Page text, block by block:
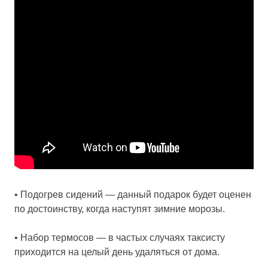
• Подогрев сидений — данный подарок будет оценен
по достоинству, когда наступят зимние морозы.
• Набор термосов — в частых случаях таксисту
приходится на целый день удаляться от дома.